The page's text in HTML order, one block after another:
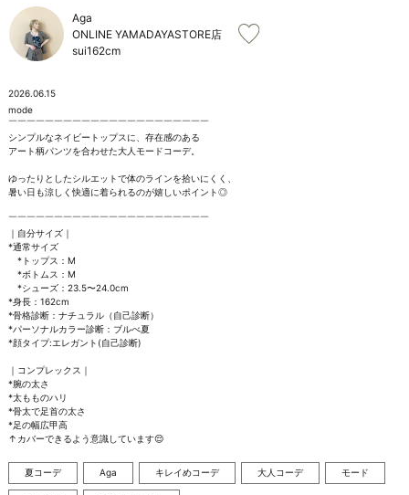
Aga
ONLINE YAMADAYASTORE店
sui162cm
2026.06.15
mode
￣￣￣￣￣￣￣￣￣￣￣￣￣￣￣￣￣￣￣￣￣￣
シンプルなネイビートップスに、存在感のある
アート柄パンツを合わせた大人モードコーデ。
ゆったりとしたシルエットで体のラインを拾いにくく、
暑い日も涼しく快適に着られるのが嬉しいポイント◎
￣￣￣￣￣￣￣￣￣￣￣￣￣￣￣￣￣￣￣￣￣￣
｜自分サイズ｜
*通常サイズ
*トップス：M
*ボトムス：M
*シューズ：23.5〜24.0cm
*身長：162cm
*骨格診断：ナチュラル（自己診断）
*パーソナルカラー診断：ブルべ夏
*顔タイプ:エレガント(自己診断)
｜コンプレックス｜
*腕の太さ
*太もものハリ
*骨太で足首の太さ
*足の幅広甲高
↑カバーできるよう意識しています😌
夏コーデ Aga キレイめコーデ 大人コーデ モード